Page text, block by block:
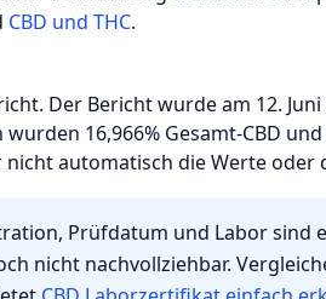
CBD und THC.
Der Bericht wurde am 12.
16,966% Gesamt-CBD
automatisch die Werte oder
Prüfdatum und Labor sind
nicht nachvollziehbar.